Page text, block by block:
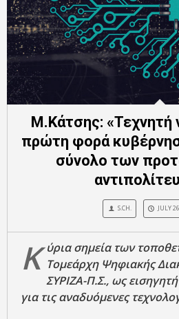
Μ.Κάτσης: «Τεχνητή
πρώτη φορά
σύνολο των
S.CH. JULY
Κ ύρια σημεία των
Τομεάρχη Ψηφιακής
ΣΥΡΙΖΑ-Π.Σ., ως
για τις αναδυόμενες